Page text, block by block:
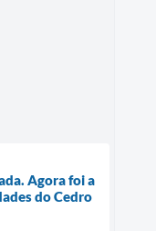
Agora foi a
do Cedro